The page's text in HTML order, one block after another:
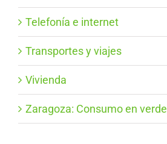
Telefonía e internet
Transportes y viajes
Vivienda
Zaragoza: Consumo en verde